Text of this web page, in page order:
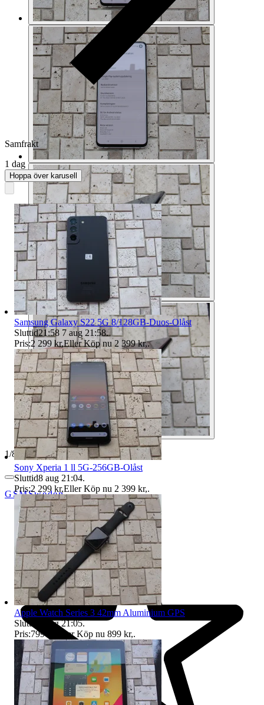
1/8
GSMSweden
Samfrakt
1 dag
Hoppa över karusell
Samsung Galaxy S22 5G 8/128GB-Duos-Olåst
Sluttid21:58 7 aug 21:58.
Pris:2 299 kr,Eller Köp nu 2 399 kr,.
Sony Xperia 1 ll 5G-256GB-Olåst
Sluttid8 aug 21:04.
Pris:2 299 kr,Eller Köp nu 2 399 kr,.
Apple Watch Series 3 42mm Aluminium GPS
Sluttid
8 aug 21:05.
Pris:799 kr Eller Köp nu 899 kr,.